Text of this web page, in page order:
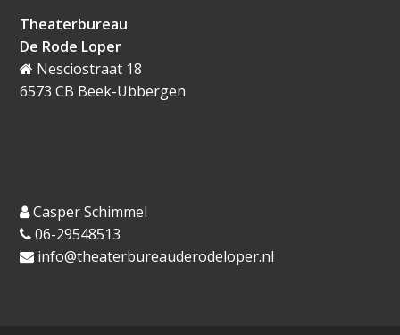
Theaterbureau
De Rode Loper
Nesciostraat 18
6573 CB Beek-Ubbergen
Casper Schimmel
06-29548513
info@theaterbureauderodeloper.nl